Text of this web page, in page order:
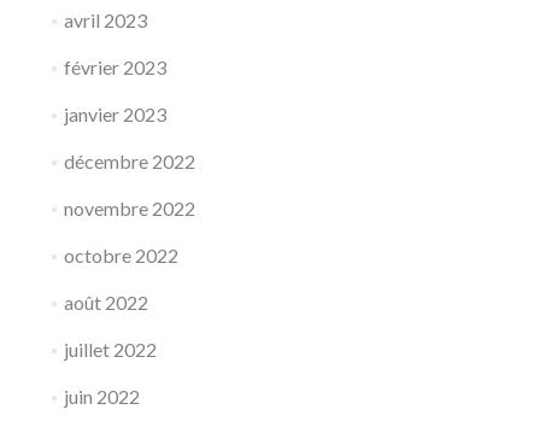
avril 2023
février 2023
janvier 2023
décembre 2022
novembre 2022
octobre 2022
août 2022
juillet 2022
juin 2022